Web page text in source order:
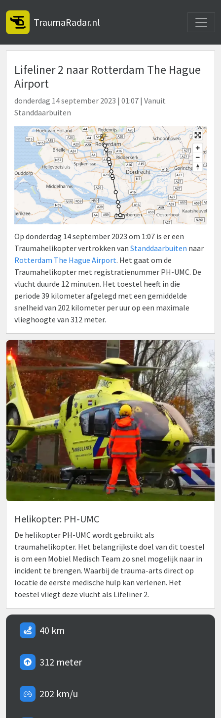
TraumaRadar.nl
Lifeliner 2 naar Rotterdam The Hague
Airport
donderdag 14 september 2023 | 01:07 | Vanuit
Standdaarbuiten
Op donderdag 14 september 2023 om 1:07 is er een
Traumahelikopter vertrokken van Standdaarbuiten naar
Rotterdam The Hague Airport. Het gaat om de
Traumahelikopter met registratienummer PH-UMC. De
vlucht duurde 12 minuten. Het toestel heeft in die
periode 39 kilometer afgelegd met een gemiddelde
snelheid van 202 kilometer per uur op een maximale
vlieghoogte van 312 meter.
Helikopter: PH-UMC
De helikopter PH-UMC wordt gebruikt als
traumahelikopter. Het belangrijkste doel van dit toestel
is om een Mobiel Medisch Team zo snel mogelijk naar in
incident te brengen. Waarbij de trauma-arts direct op
locatie de eerste medische hulp kan verlenen. Het
toestel vliegt deze vlucht als Lifeliner 2.
40 km
312 meter
202 km/u